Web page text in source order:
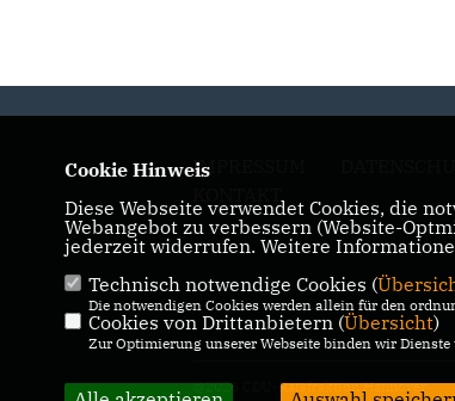
IMPRESSUM
KONTAKT
@2026 CDU-Ratsfraktion Hannover
Cookie Hinweis
Diese Webseite verwendet Cookies, die
Webangebot zu verbessern (Website-
jederzeit widerrufen. Weitere
Technisch notwendige Cookies (
Die notwendigen Cookies werden allein für den
Cookies von Drittanbietern (Übersicht)
Zur Optimierung unserer Webseite binden wir